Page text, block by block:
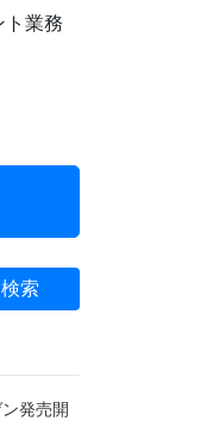
ト業務
発売開